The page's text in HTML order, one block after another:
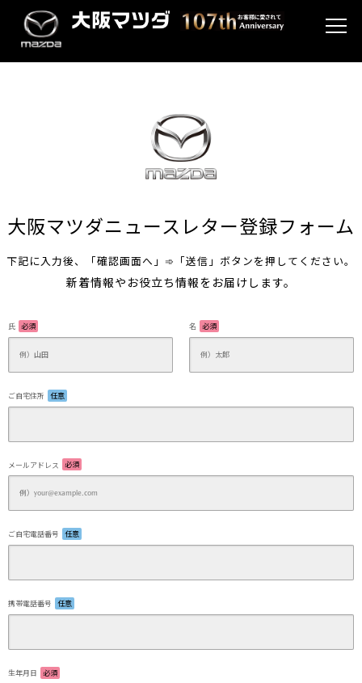
大阪マツダニュースレター登録フォーム
下記に入力後、「確認画面へ」➾「送信」ボタンを押してください。
新着情報やお役立ち情報をお届けします。
氏 必須 名 必須
ご自宅住所 任意
メールアドレス 必須
ご自宅電話番号 任意
携帯電話番号 任意
生年月日 必須